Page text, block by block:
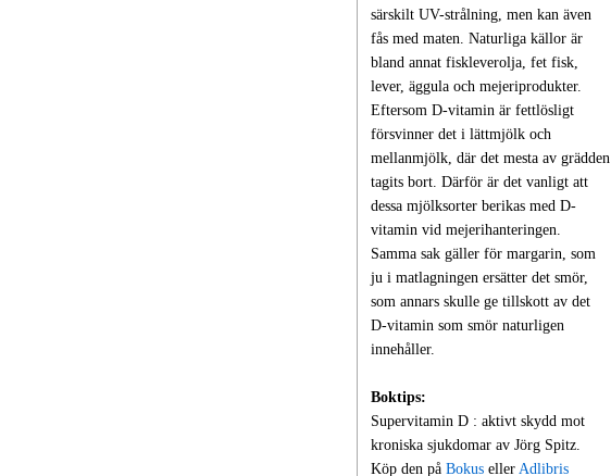
särskilt UV-strålning, men kan även
fås med maten. Naturliga källor är
bland annat fiskleverolja, fet fisk,
lever, äggula och mejeriprodukter.
Eftersom D-vitamin är fettlösligt
försvinner det i lättmjölk och
mellanmjölk, där det mesta av grädden
tagits bort. Därför är det vanligt att
dessa mjölksorter berikas med D-
vitamin vid mejerihanteringen.
Samma sak gäller för margarin, som
ju i matlagningen ersätter det smör,
som annars skulle ge tillskott av det
D-vitamin som smör naturligen
innehåller.
Boktips:
Supervitamin D : aktivt skydd mot
kroniska sjukdomar av Jörg Spitz.
Köp den på Bokus eller Adlibris